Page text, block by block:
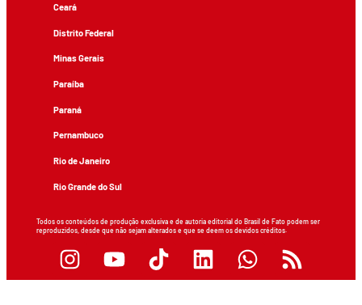
Ceará
Distrito Federal
Minas Gerais
Paraíba
Paraná
Pernambuco
Rio de Janeiro
Rio Grande do Sul
Todos os conteúdos de produção exclusiva e de autoria editorial do Brasil de Fato podem ser
reproduzidos, desde que não sejam alterados e que se deem os devidos créditos.